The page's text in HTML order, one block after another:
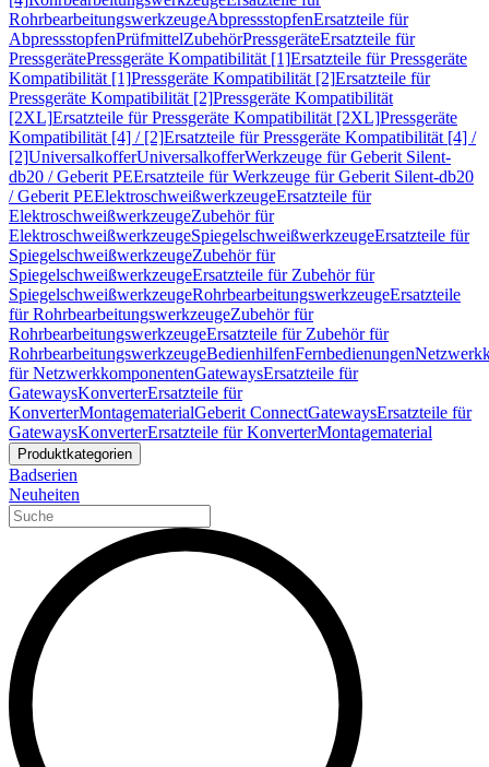
RohrbearbeitungswerkzeugeAbpressstopfenErsatzteile für
AbpressstopfenPrüfmittelZubehörPressgeräteErsatzteile für
PressgerätePressgeräte Kompatibilität [1]Ersatzteile für Pressgeräte
Kompatibilität [1]Pressgeräte Kompatibilität [2]Ersatzteile für
Pressgeräte Kompatibilität [2]Pressgeräte Kompatibilität
[2XL]Ersatzteile für Pressgeräte Kompatibilität [2XL]Pressgeräte
Kompatibilität [4] / [2]Ersatzteile für Pressgeräte Kompatibilität [4] /
[2]UniversalkofferUniversalkofferWerkzeuge für Geberit Silent-
db20 / Geberit PEErsatzteile für Werkzeuge für Geberit Silent-db20
/ Geberit PEElektroschweißwerkzeugeErsatzteile für
ElektroschweißwerkzeugeZubehör für
ElektroschweißwerkzeugeSpiegelschweißwerkzeugeErsatzteile für
SpiegelschweißwerkzeugeZubehör für
SpiegelschweißwerkzeugeErsatzteile für Zubehör für
SpiegelschweißwerkzeugeRohrbearbeitungswerkzeugeErsatzteile
für RohrbearbeitungswerkzeugeZubehör für
RohrbearbeitungswerkzeugeErsatzteile für Zubehör für
RohrbearbeitungswerkzeugeBedienhilfenFernbedienungen
für NetzwerkkomponentenGatewaysErsatzteile für
GatewaysKonverterErsatzteile für
KonverterMontagematerialGeberit ConnectGatewaysErsatzteile für
GatewaysKonverterErsatzteile für KonverterMontagematerial
Produktkategorien
Badserien
Neuheiten